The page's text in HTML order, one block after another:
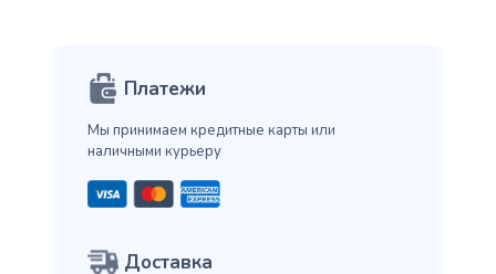
Платежи
Мы принимаем кредитные карты или
наличными курьеру
Доставка